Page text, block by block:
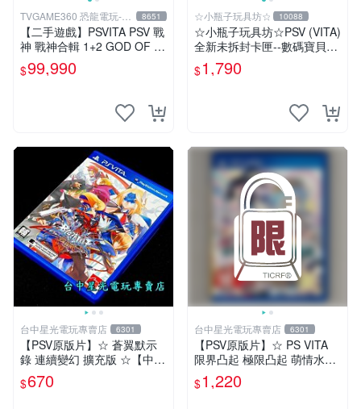
TVGAME360 恐龍電玩-台
中店
8651
【二手遊戲】PSVITA PSV 戰
神 戰神合輯 1+2 GOD OF W
AR COLLECTION 英文版 恐
龍電玩
$99,990
☆小瓶子玩具坊☆ 10088
☆小瓶子玩具坊☆PSV (VITA)
全新未拆封卡匣--數碼寶貝世
界-next 0rder-新秩序 (初回日
版)
$1,790
台中星光電玩專賣店 6301
【PSV原版片】☆ 蒼翼默示
錄 連續變幻 擴充版 ☆【中文
版 中古二手商品】台中星光
電玩
$670
台中星光電玩專賣店 6301
【PSV原版片】☆ PS VITA
限界凸起 極限凸起 萌情水晶
☆中文版全新品【台中星光電
玩】
$1,220